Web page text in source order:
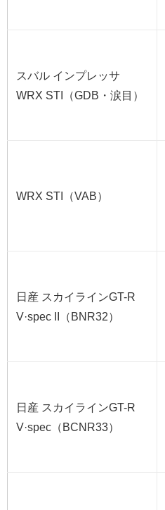
スバル インプレッサ
WRX STI（GDB・涙目）
WRX STI（VAB）
日産 スカイラインGT-R
V·spec II（BNR32）
日産 スカイラインGT-R
V·spec（BCNR33）